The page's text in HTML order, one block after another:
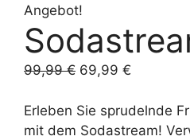
Angebot!
99,99€ Ursprünglicher
war:
99,99 €
69,99 €
ist:
69,99 €.
Erleben Sie sprudelnde
mit dem Sodastream!